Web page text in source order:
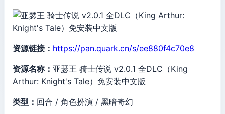
资源链接： https://pan.quark.cn/s/ee880f4c70e8
资源名称： 亚瑟王 骑士传说 v2.0.1 全DLC（King
Arthur: Knight's Tale）免安装中文版
类型： 回合 / 角色扮演 / 黑暗奇幻